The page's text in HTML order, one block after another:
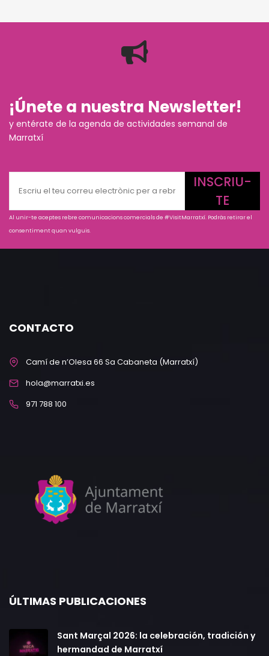
¡Únete a nuestra Newsletter!
y entérate de la agenda de actividades semanal de
Marratxí
INSCRIU-
TE
Al unir-te aceptes rebre comunicacions comercials de #VisitMarratxí. Podràs retirar el
consentiment quan vulguis.
CONTACTO
Camí de n’Olesa 66 Sa Cabaneta (Marratxí)
hola@marratxi.es
971 788 100
ÚLTIMAS PUBLICACIONES
Sant Marçal 2026: la celebración, tradición y
hermandad de Marratxí